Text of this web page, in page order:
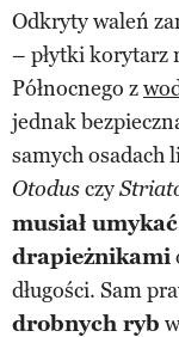
Odkryty waleń
– płytki korytarz
Północnego z
jednak
samych osadach
Otodusczy
musiał
drapieżnikami
długości. Sam
drobnych ryb